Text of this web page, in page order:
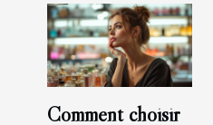
Comment choisir